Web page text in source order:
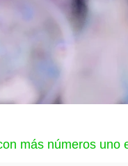
más números uno